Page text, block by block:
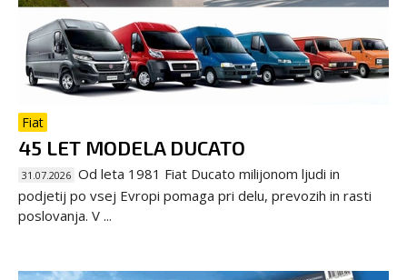
Fiat
45 LET MODELA DUCATO
31.07.2026 Od leta 1981 Fiat Ducato milijonom ljudi in
podjetij po vsej Evropi pomaga pri delu, prevozih in rasti
poslovanja. V ...